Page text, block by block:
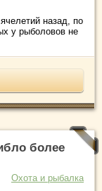
назад, по
у рыболовов не
более
Охота и рыбалка